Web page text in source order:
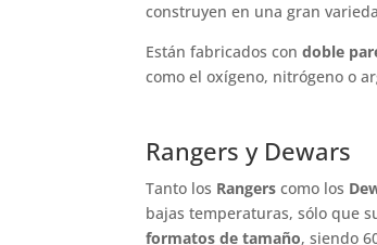
construyen en una gran
Están fabricados condoble
como el oxígeno, nitrógeno o
Rangers y Dewars
Tanto los Rangers como los
bajas temperaturas, sólo que
formatos de tamaño, siendo